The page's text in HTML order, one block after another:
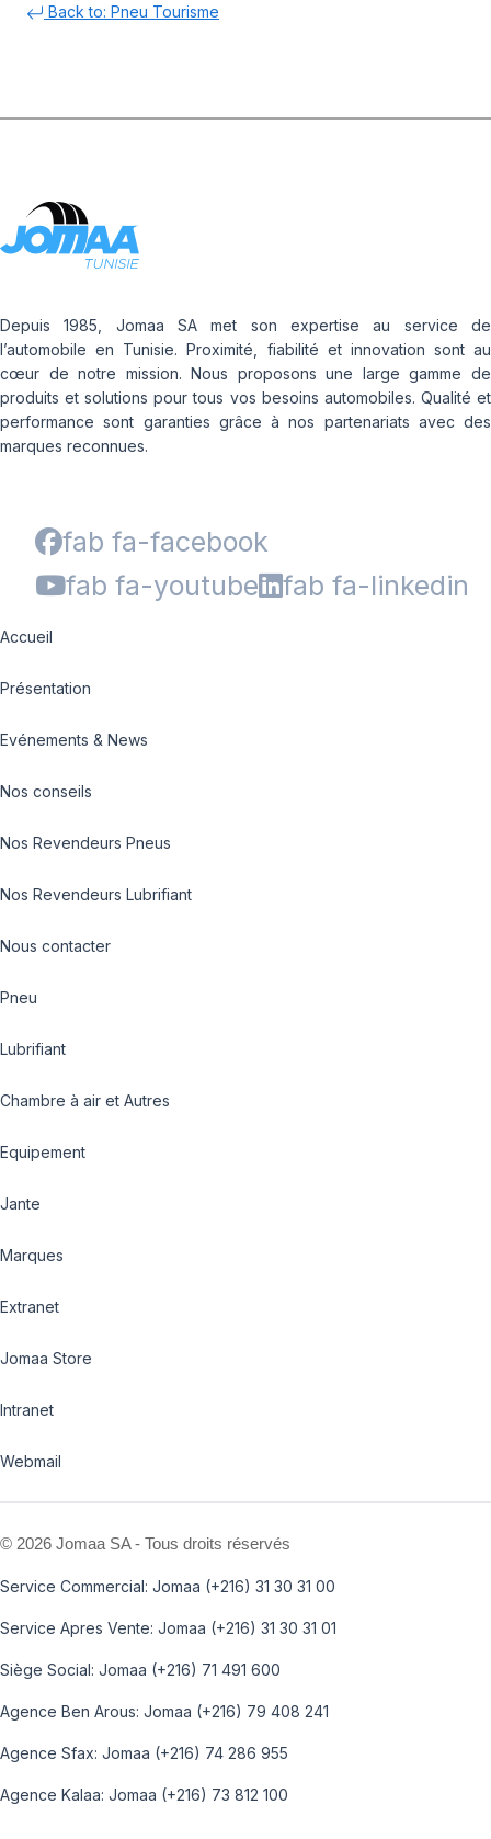
Back to: Pneu Tourisme
Depuis 1985, Jomaa SA met son expertise au service de
l’automobile en Tunisie. Proximité, fiabilité et innovation sont au
cœur de notre mission. Nous proposons une large gamme de
produits et solutions pour tous vos besoins automobiles. Qualité et
performance sont garanties grâce à nos partenariats avec des
marques reconnues.
fab fa-facebook
fab fa-youtube
fab fa-linkedin
Accueil
Présentation
Evénements & News
Nos conseils
Nos Revendeurs Pneus
Nos Revendeurs Lubrifiant
Nous contacter
Pneu
Lubrifiant
Chambre à air et Autres
Equipement
Jante
Marques
Extranet
Jomaa Store
Intranet
Webmail
© 2026 Jomaa SA - Tous droits réservés
Service Commercial: Jomaa (+216) 31 30 31 00
Service Apres Vente: Jomaa (+216) 31 30 31 01
Siège Social: Jomaa (+216) 71 491 600
Agence Ben Arous: Jomaa (+216) 79 408 241
Agence Sfax: Jomaa (+216) 74 286 955
Agence Kalaa: Jomaa (+216) 73 812 100